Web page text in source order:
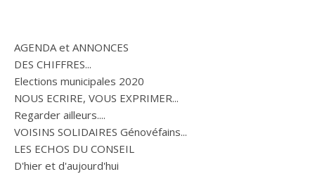
AGENDA et ANNONCES
DES CHIFFRES...
Elections municipales 2020
NOUS ECRIRE, VOUS EXPRIMER...
Regarder ailleurs....
VOISINS SOLIDAIRES Génovéfains...
LES ECHOS DU CONSEIL
D'hier et d'aujourd'hui